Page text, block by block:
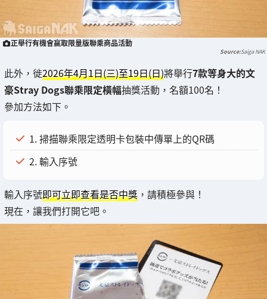
正舉行有機會贏取限量版聯乘商品活動
Saiga NAK
此外，徙2026年4月1日(三)至19日(日)將舉行7款等身大的文
豪Stray Dogs聯乘限定橫幅抽獎活動，名額100名！
參加方法如下。
1. 掃描聯乘限定透明卡包裝中傳單上的QR碼
2. 輸入序號
輸入序號即可立即查看是否中獎 ，請積極參與！
現在，讓我們打開它吧。